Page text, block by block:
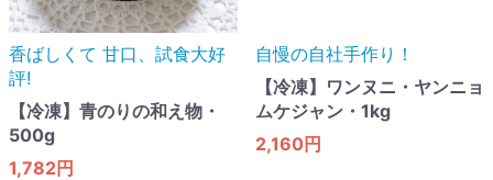
香ばしくて 甘口​、試食大好
評!
【冷凍】青のりの和え物・
500g
1,782円
自慢の自社手作り！
【冷凍】ワンヌニ・ヤンニョ
ムケジャン・1kg
2,160円